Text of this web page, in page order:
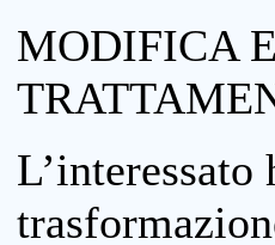
MODIFICA